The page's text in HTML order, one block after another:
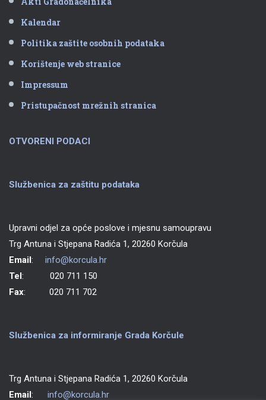
Kalendar
Politika zaštite osobnih podataka
Korištenje web stranice
Impressum
Pristupačnost mrežnih stranica
OTVORENI PODACI
Službenica za zaštitu podataka
Upravni odjel za opće poslove i mjesnu samoupravu
Trg Antuna i Stjepana Radića 1, 20260 Korčula
Email: info@korcula.hr
Tel: 020 711 150
Fax: 020 711 702
Službenica za informiranje Grada Korčule
Trg Antuna i Stjepana Radića 1, 20260 Korčula
Email: info@korcula.hr